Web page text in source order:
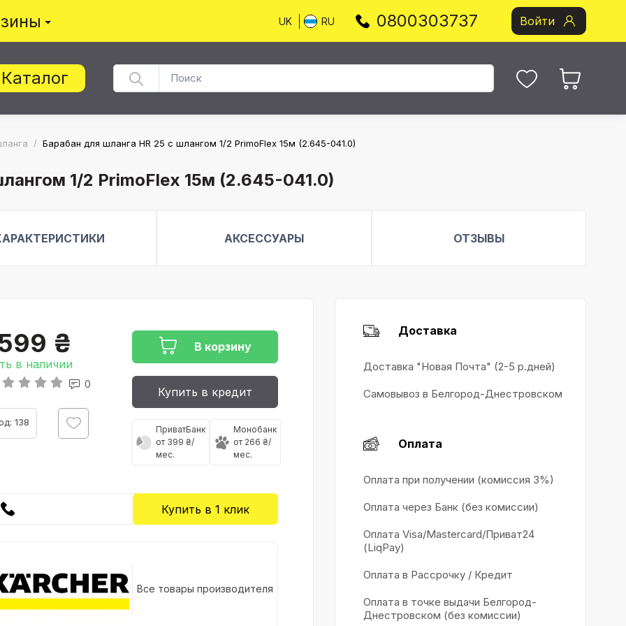
UK RU 0800303737 Войти
Каталог
/ Барабан для шланга HR 25 с шлангом 1/2 PrimoFlex 15м (2.645-041.0)
1/2 PrimoFlex 15м (2.645-041.0)
АКСЕССУАРЫ ОТЗЫВЫ
₴
в наличии
В корзину
0
138
Купить в кредит
ПриватБанк
от 399 ₴/
мес.
Монобанк
от 266 ₴/
мес.
Купить в 1 клик
Все товары производителя
Доставка
Доставка "Новая Почта" (2-5 р.дней)
Самовывоз в Белгород-Днестровском
Оплата
Оплата при получении (комиссия 3%)
Оплата через Банк (без комиссии)
Оплата Visa/Mastercard/Приват24
(LiqPay)
Оплата в Рассрочку / Кредит
Оплата в точке выдачи Белгород-
Днестровском (без комиссии)